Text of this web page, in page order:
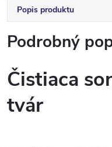
Popis produktu
Podrobný
Čistiaca
tvár